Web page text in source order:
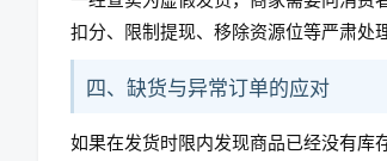
扣分、限制提现、移除资源位等严肃处
四、缺货与异常订单的应对
如果在发货时限内发现商品已经没有库